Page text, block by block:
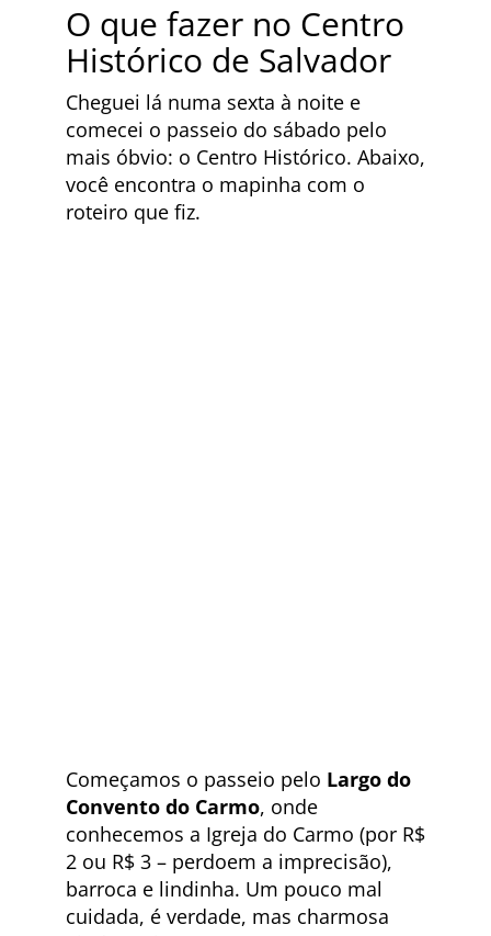
O que fazer no Centro
Histórico de Salvador
Cheguei lá numa sexta à noite e
comecei o passeio do sábado pelo
mais óbvio: o Centro Histórico. Abaixo,
você encontra o mapinha com o
roteiro que fiz.
Começamos o passeio pelo Largo do
Convento do Carmo, onde
conhecemos a Igreja do Carmo (por R$
2 ou R$ 3 – perdoem a imprecisão),
barroca e lindinha. Um pouco mal
cuidada, é verdade, mas charmosa